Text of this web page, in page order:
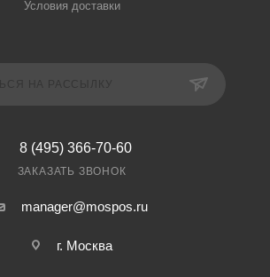
Условия доставки
8 (495) 366-70-60
ЗАКАЗАТЬ ЗВОНОК
manager@mospos.ru
г. Москва